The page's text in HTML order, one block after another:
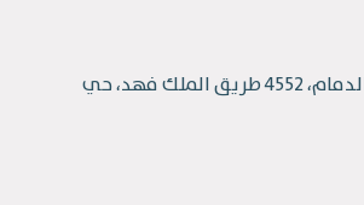
الشرقية، الدمام، 4552 طريق الملك فهد، حي